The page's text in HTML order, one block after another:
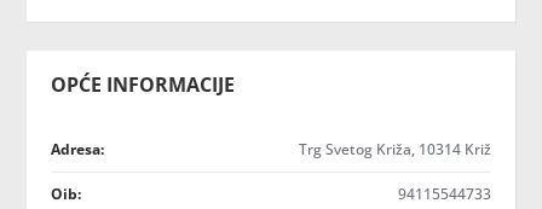
OPĆE INFORMACIJE
Adresa: Trg Svetog Križa, 10314 Križ
Oib: 94115544733